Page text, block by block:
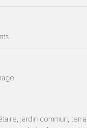
jardin commun,